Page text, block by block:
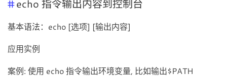
echo 指令输出内容到控制台
基本语法：echo [选项] [输出内容]
应用实例
案例: 使用 echo 指令输出环境变量, 比如输出$PATH